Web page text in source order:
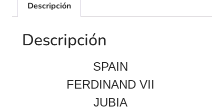
Descripción
Descripción
SPAIN
FERDINAND VII
JUBIA